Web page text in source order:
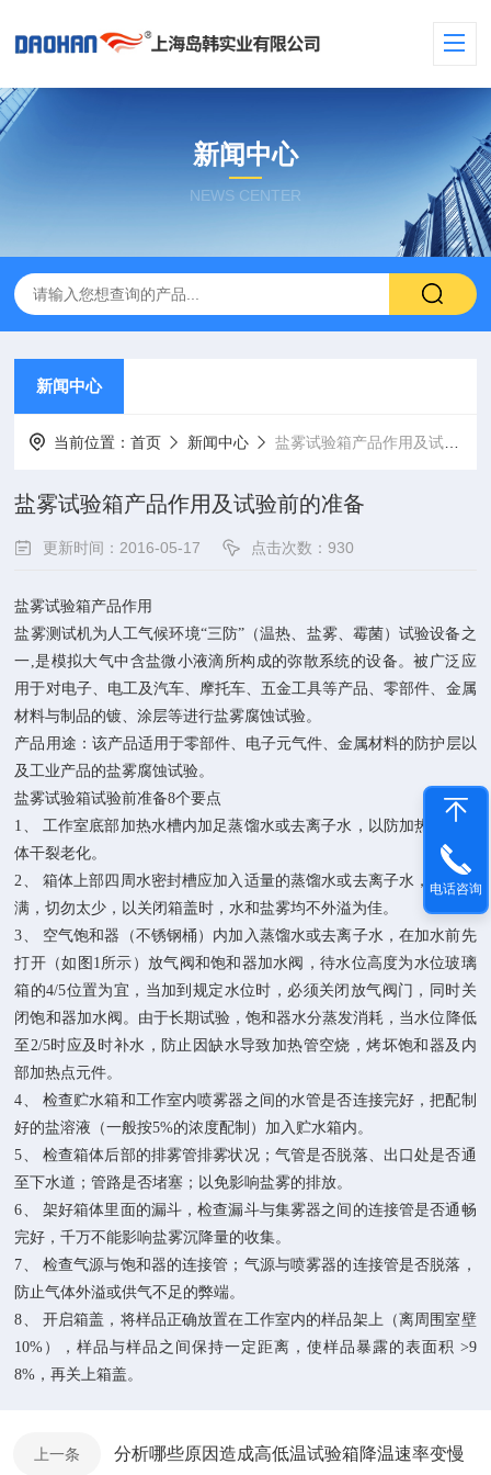
新闻中心
NEWS CENTER
新闻中心
当前位置：首页 新闻中心 盐雾试验箱产品作用及试验前的准备
盐雾试验箱产品作用及试验前的准备
更新时间：2016-05-17 点击次数：930
盐雾试验箱产品作用
盐雾测试机为人工气候环境“三防”（温热、盐雾、霉菌）试验设备之
一,是模拟大气中含盐微小液滴所构成的弥散系统的设备。被广泛应
用于对电子、电工及汽车、摩托车、五金工具等产品、零部件、金属
材料与制品的镀、涂层等进行盐雾腐蚀试验。
产品用途：该产品适用于零部件、电子元气件、金属材料的防护层以
及工业产品的盐雾腐蚀试验。
盐雾试验箱试验前准备8个要点
1、 工作室底部加热水槽内加足蒸馏水或去离子水，以防加热时对箱
体干裂老化。
2、 箱体上部四周水密封槽应加入适量的蒸馏水或去离子水，不宜过
满，切勿太少，以关闭箱盖时，水和盐雾均不外溢为佳。
3、 空气饱和器（不锈钢桶）内加入蒸馏水或去离子水，在加水前先
打开（如图1所示）放气阀和饱和器加水阀，待水位高度为水位玻璃
箱的4/5位置为宜，当加到规定水位时，必须关闭放气阀门，同时关
闭饱和器加水阀。由于长期试验，饱和器水分蒸发消耗，当水位降低
至2/5时应及时补水，防止因缺水导致加热管空烧，烤坏饱和器及内
部加热点元件。
4、 检查贮水箱和工作室内喷雾器之间的水管是否连接完好，把配制
好的盐溶液（一般按5%的浓度配制）加入贮水箱内。
5、 检查箱体后部的排雾管排雾状况；气管是否脱落、出口处是否通
至下水道；管路是否堵塞；以免影响盐雾的排放。
6、 架好箱体里面的漏斗，检查漏斗与集雾器之间的连接管是否通畅
完好，千万不能影响盐雾沉降量的收集。
7、 检查气源与饱和器的连接管；气源与喷雾器的连接管是否脱落，
防止气体外溢或供气不足的弊端。
8、 开启箱盖，将样品正确放置在工作室内的样品架上（离周围室壁
10%），样品与样品之间保持一定距离，使样品暴露的表面积 >9
8%，再关上箱盖。
上一条 分析哪些原因造成高低温试验箱降温速率变慢
电话咨询